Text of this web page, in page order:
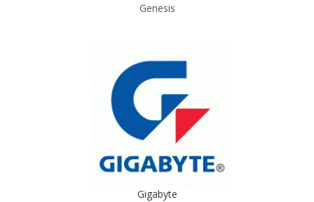
Genesis
Gigabyte